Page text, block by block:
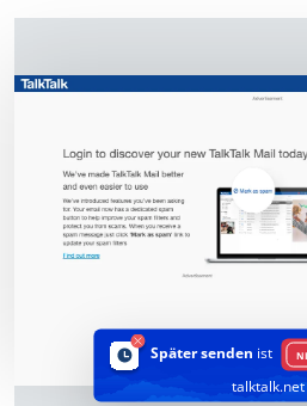
Später senden ist
talktalk.net